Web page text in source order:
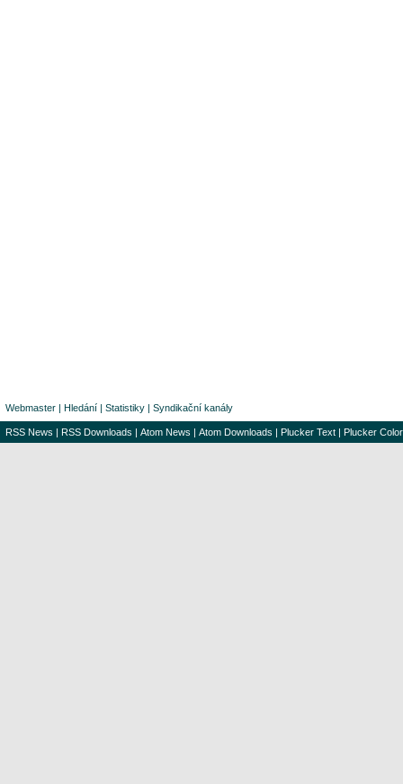
Webmaster | Hledání | Statistiky | Syndikační kanály
RSS News | RSS Downloads | Atom News | Atom Downloads | Plucker Text | Plucker Color